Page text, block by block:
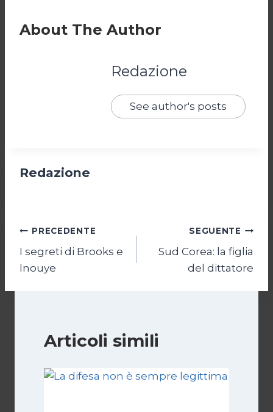
About The Author
Redazione
See author's posts
Redazione
Navigazione
articoli
PRECEDENTE
I segreti di Brooks e
Inouye
SEGUENTE
Sud Corea: la figlia
del dittatore
Articoli simili